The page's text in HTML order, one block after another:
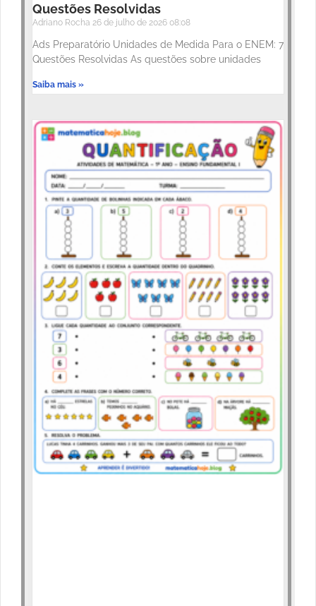
Questões Resolvidas
Adriano Rocha 26 de julho de 2026 08:08
Ads Preparatório Unidades de Medida Para o ENEM: 7
Questões Resolvidas As questões sobre unidades
Saiba mais »